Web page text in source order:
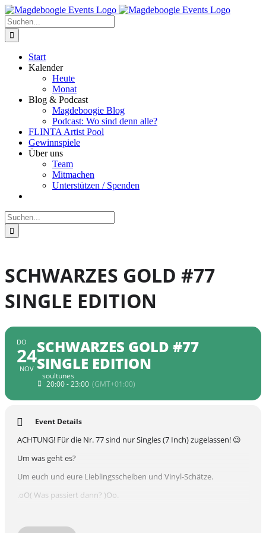
Zum
Inhalt
springen
Facebook
Instagram
E-
Mail
Suche
nach:
Start
Kalender
Heute
Monat
Blog & Podcast
Magdeboogie Blog
Podcast: Wo sind denn alle?
FLINTA Artist Pool
Gewinnspiele
Über uns
Team
Mitmachen
Unterstützen / Spenden
Suche
nach:
SCHWARZES GOLD #77
SINGLE EDITION
DO
24
NOV
SCHWARZES GOLD #77
SINGLE EDITION
soultunes
20:00 - 23:00 (GMT+01:00)
Event Details
ACHTUNG! Für die Nr. 77 sind nur Singles (7 Inch) zugelassen! 😉
Um was geht es?
Um euch und eure Lieblingsscheiben und Vinyl-Schätze.
.oO( Was passiert dann? )Oo.
Kracher vor. Gewechselt wird meist nach 2 bis 3 Songs.